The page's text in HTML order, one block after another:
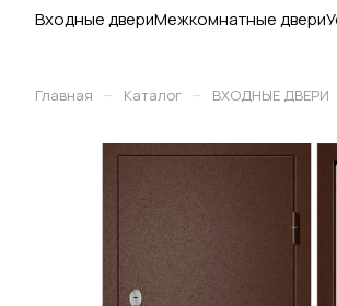
Входные двериМежкомнатные двери
Главная – Каталог – ВХОДНЫЕ ДВЕРИ